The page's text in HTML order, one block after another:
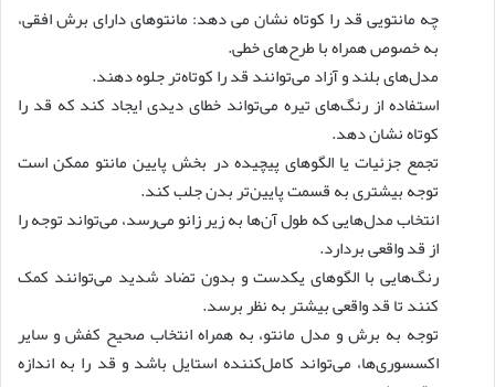
چه مانتویی قد را کوتاه نشان می دهد: مانتوهای دارای برش افقی،
به خصوص همراه با طرح‌های خطی.
مدل‌های بلند و آزاد می‌توانند قد را کوتاه‌تر جلوه دهند.
استفاده از رنگ‌های تیره می‌تواند خطای دیدی ایجاد کند که قد را
کوتاه نشان دهد.
تجمع جزئیات یا الگوهای پیچیده در بخش پایین مانتو ممکن است
توجه بیشتری به قسمت پایین‌تر بدن جلب کند.
انتخاب مدل‌هایی که طول آن‌ها به زیر زانو می‌رسد، می‌تواند توجه را
از قد واقعی بردارد.
رنگ‌هایی با الگوهای یکدست و بدون تضاد شدید می‌توانند کمک
کنند تا قد واقعی بیشتر به نظر برسد.
توجه به برش و مدل مانتو، به همراه انتخاب صحیح کفش و سایر
اکسسوری‌ها، می‌تواند کامل‌کننده استایل باشد و قد را به اندازه